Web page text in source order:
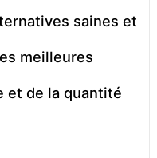
saines et
meilleures
et de la quantité